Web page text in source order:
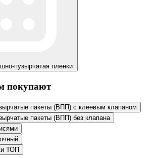
пузырчатая пленки
покупают
пакеты (ВПП) с клеевым клапаном
пакеты (ВПП) без клапана
ТОП